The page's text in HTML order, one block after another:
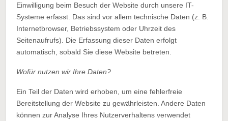
Einwilligung beim Besuch der Website durch unsere IT-
Systeme erfasst. Das sind vor allem technische Daten (z. B.
Internetbrowser, Betriebssystem oder Uhrzeit des
Seitenaufrufs). Die Erfassung dieser Daten erfolgt
automatisch, sobald Sie diese Website betreten.
Wofür nutzen wir Ihre Daten?
Ein Teil der Daten wird erhoben, um eine fehlerfreie
Bereitstellung der Website zu gewährleisten. Andere Daten
können zur Analyse Ihres Nutzerverhaltens verwendet